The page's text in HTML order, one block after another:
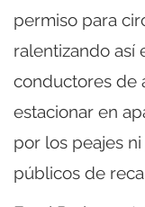
permiso para
ralentizando así
conductores de
estacionar en
por los peajes
públicos de